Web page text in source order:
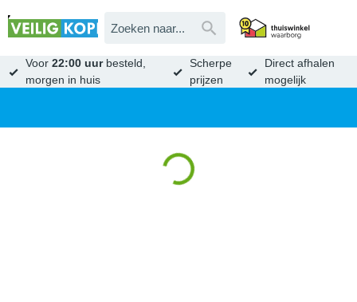
Voor22:00 uurbesteld,
morgen in huis
Scherpe
prijzen
Direct afhalen
mogelijk